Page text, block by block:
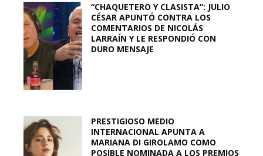
“CHAQUETERO Y CLASISTA”: JULIO
CÉSAR APUNTÓ CONTRA LOS
COMENTARIOS DE NICOLÁS
LARRAÍN Y LE RESPONDIÓ CON
DURO MENSAJE
PRESTIGIOSO MEDIO
INTERNACIONAL APUNTA A
MARIANA DI GIROLAMO COMO
POSIBLE NOMINADA A LOS PREMIOS